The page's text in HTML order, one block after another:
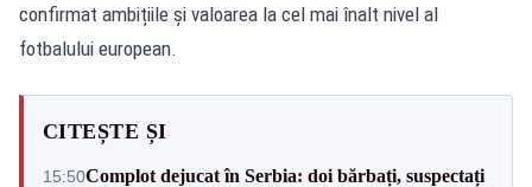
confirmat ambițiile și valoarea la cel mai înalt nivel al
fotbalului european.
CITEȘTE ȘI
15:50Complot dejucat în Serbia: doi bărbați, suspectați